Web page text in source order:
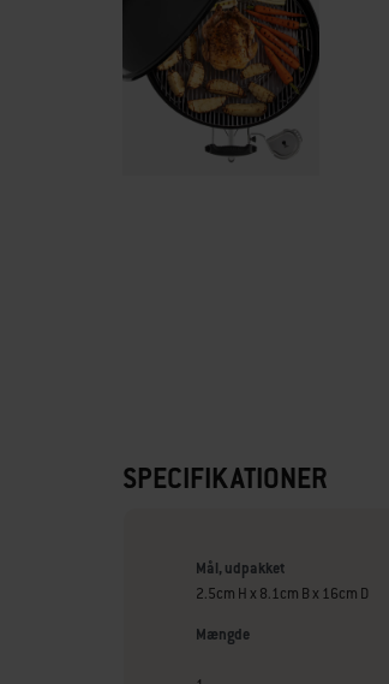
SPECIFIKATIONER
Mål, udpakket
2.5cm H x 8.1cm B x 16cm D
Mængde